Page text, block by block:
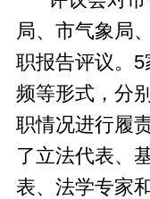
局、市气象局
职报告评议。
频等形式，分
职情况进行履
了立法代表、
表、法学专家